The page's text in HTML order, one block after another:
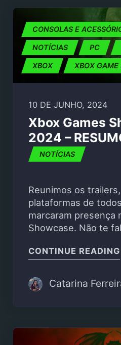
CONSOLAS E
NOTÍCIAS PC
XBOX XBOX GAME
10 DE JUNHO, 2024
Xbox Games
2024 –
NOTÍCIAS
Reunimos os
plataformas de
marcaram presença
Showcase. Não te
CONTINUE READING
Catarina